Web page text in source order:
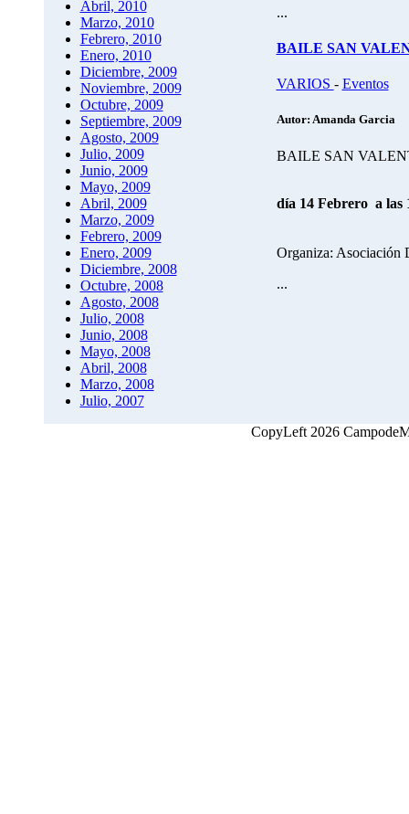
Abril, 2010
Marzo, 2010
Febrero, 2010
Enero, 2010
Diciembre, 2009
Noviembre, 2009
Octubre, 2009
Septiembre, 2009
Agosto, 2009
Julio, 2009
Junio, 2009
Mayo, 2009
Abril, 2009
Marzo, 2009
Febrero, 2009
Enero, 2009
Diciembre, 2008
Octubre, 2008
Agosto, 2008
Julio, 2008
Junio, 2008
Mayo, 2008
Abril, 2008
Marzo, 2008
Julio, 2007
...
BAILE SAN
VARIOS - Eventos
Autor: Amanda Garcia
BAILE SAN
día 14 Febrero a las
Organiza: Asociación
...
CopyLeft 2026